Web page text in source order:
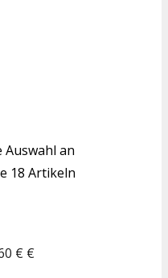
Auswahl an
18 Artikeln
€ €